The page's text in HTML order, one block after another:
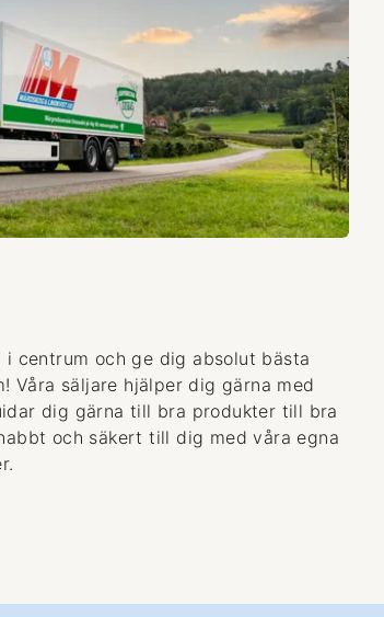
centrum och ge dig absolut bästa
Våra säljare hjälper dig gärna med
dig gärna till bra produkter till bra
och säkert till dig med våra egna